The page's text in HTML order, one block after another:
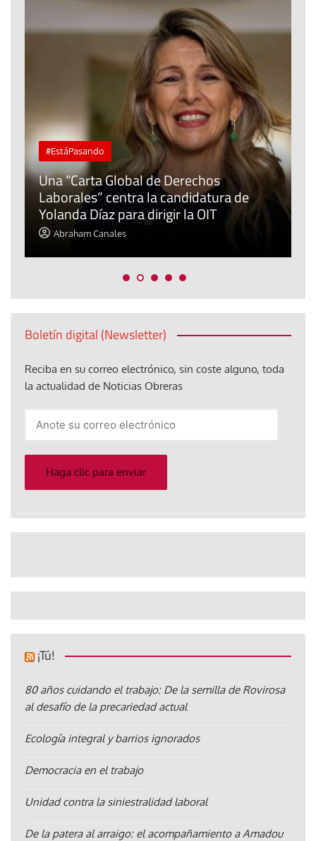
#EstáPasando
Una “Carta Global de Derechos
Laborales” centra la candidatura de
Yolanda Díaz para dirigir la OIT
Abraham Canales
Boletín digital (Newsletter)
Reciba en su correo electrónico, sin coste alguno, toda
la actualidad de Noticias Obreras
electrónico
Haga clic para enviar
¡Tú!
80 años cuidando el trabajo: De la semilla de Rovirosa
al desafío de la precariedad actual
Ecología integral y barrios ignorados
Democracia en el trabajo
Unidad contra la siniestralidad laboral
De la patera al arraigo: el acompañamiento a Amadou